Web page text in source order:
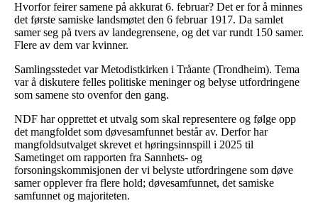
Hvorfor feirer samene på akkurat 6. februar? Det er for å minnes
det første samiske landsmøtet den 6 februar 1917. Da samlet
samer seg på tvers av landegrensene, og det var rundt 150 samer.
Flere av dem var kvinner.
Samlingsstedet var Metodistkirken i Tråante (Trondheim). Tema
var å diskutere felles politiske meninger og belyse utfordringene
som samene sto ovenfor den gang.
NDF har opprettet et utvalg som skal representere og følge opp
det mangfoldet som døvesamfunnet består av. Derfor har
mangfoldsutvalget skrevet et høringsinnspill i 2025 til
Sametinget om rapporten fra Sannhets- og
forsoningskommisjonen der vi belyste utfordringene som døve
samer opplever fra flere hold; døvesamfunnet, det samiske
samfunnet og majoriteten.